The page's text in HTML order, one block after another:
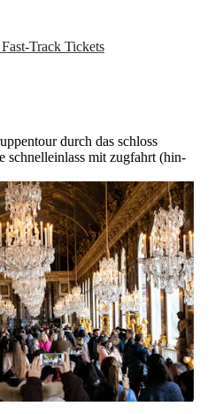
Track Tickets
durch das schloss
schnelleinlass mit zugfahrt (hin-